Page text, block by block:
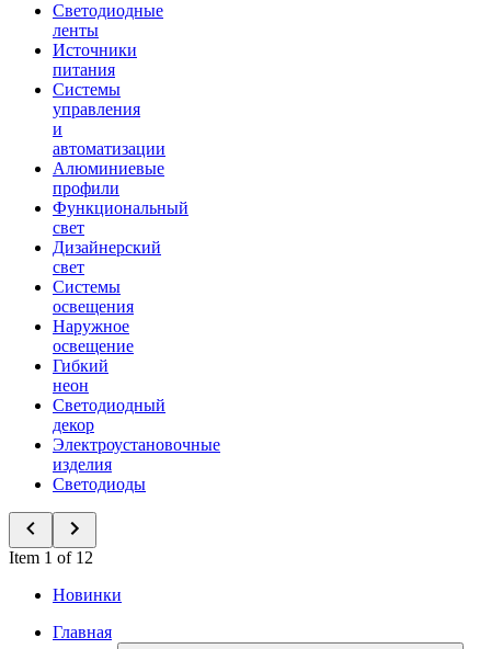
Светодиодные
ленты
Источники
питания
Системы
управления
и
автоматизации
Алюминиевые
профили
Функциональный
свет
Дизайнерский
свет
Системы
освещения
Наружное
освещение
Гибкий
неон
Светодиодный
декор
Электроустановочные
изделия
Светодиоды
Item 1 of 12
Новинки
Главная